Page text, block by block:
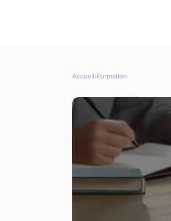
Accueil›Formation